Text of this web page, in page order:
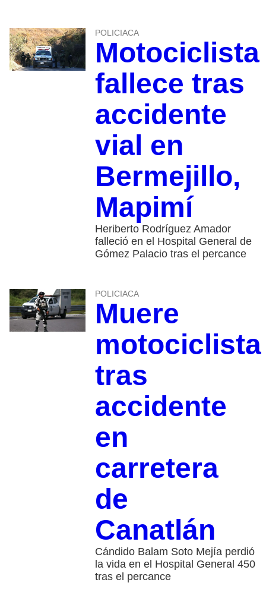
POLICIACA
Motociclista
fallece tras
accidente
vial en
Bermejillo,
Mapimí
Heriberto Rodríguez Amador
falleció en el Hospital General de
Gómez Palacio tras el percance
POLICIACA
Muere
motociclista
tras
accidente
en
carretera
de
Canatlán
Cándido Balam Soto Mejía perdió
la vida en el Hospital General 450
tras el percance